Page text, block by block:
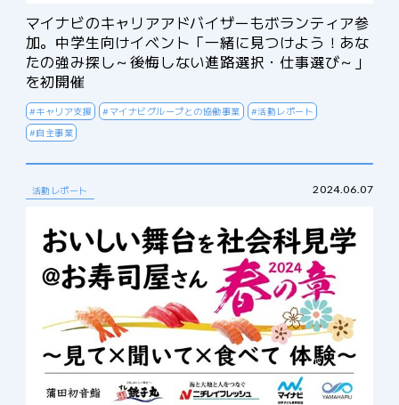
マイナビのキャリアアドバイザーもボランティア参
加。中学生向けイベント「一緒に見つけよう！あな
たの強み探し～後悔しない進路選択・仕事選び～」
を初開催
#キャリア支援 #マイナビグループとの協働事業
#活動レポート
#自主事業
活動レポート 2024.06.07